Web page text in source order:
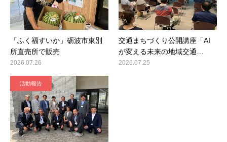
「ふく福すいか」砺波市東別
所直売所で販売
2026.07.26
交通まちづくり公開講座「AI
が変える未来の地域交通…
2026.07.25
活動報告